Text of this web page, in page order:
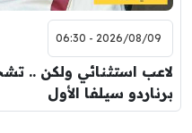
2026/08/09 - 06:30
لاعب استثنائي ولكن ..
برناردو سيلفا الأول